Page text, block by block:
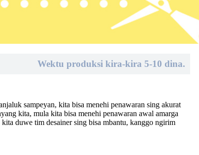
Wektu produksi kira-kira 5-10 dina.
sampeyan, kita bisa menehi penawaran sing akurat
kita, mula kita bisa menehi penawaran awal amarga
duwe tim desainer sing bisa mbantu, kanggo ngirim